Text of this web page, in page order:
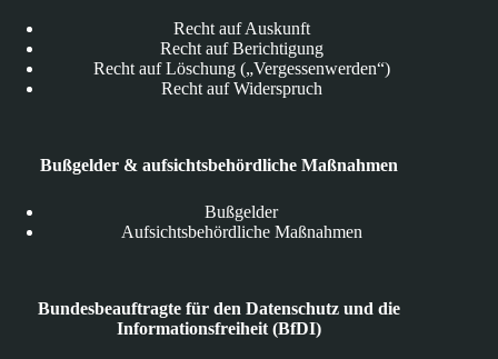
Recht auf Auskunft
Recht auf Berichtigung
Recht auf Löschung („Vergessenwerden“)
Recht auf Widerspruch
Bußgelder & aufsichtsbehördliche Maßnahmen
Bußgelder
Aufsichtsbehördliche Maßnahmen
Bundesbeauftragte für den Datenschutz und die
Informationsfreiheit (BfDI)